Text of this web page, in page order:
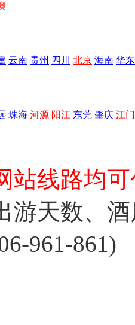
云南 贵州 四川 北京 海南 华东
珠海 河源 阳江 东莞 肇庆 江门
站线路均
游天数、
961-861)